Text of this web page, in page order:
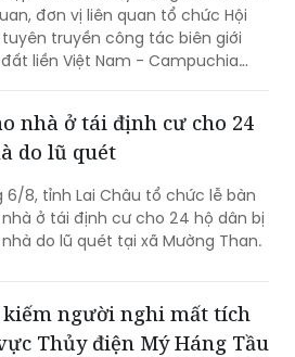
đơn vị liên quan tổ chức Hội
truyền công tác biên giới
liền Việt Nam - Campuchia
nhà ở tái định cư cho 24
do lũ quét
6/8, tỉnh Lai Châu tổ chức lễ bàn
ở tái định cư cho 24 hộ dân bị
do lũ quét tại xã Mường Than.
người nghi mất tích
Thủy điện Mý Háng Tầu